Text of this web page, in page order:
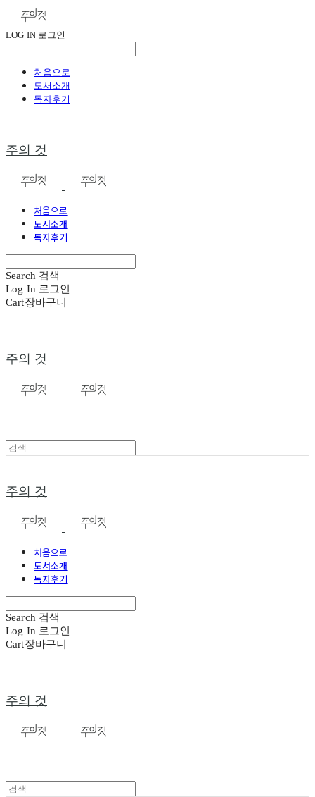
LOG IN 로그인
처음으로
도서소개
독자후기
주의 것
처음으로
도서소개
독자후기
Search 검색
Log In 로그인
Cart장바구니
주의 것
주의 것
처음으로
도서소개
독자후기
Search 검색
Log In 로그인
Cart장바구니
주의 것